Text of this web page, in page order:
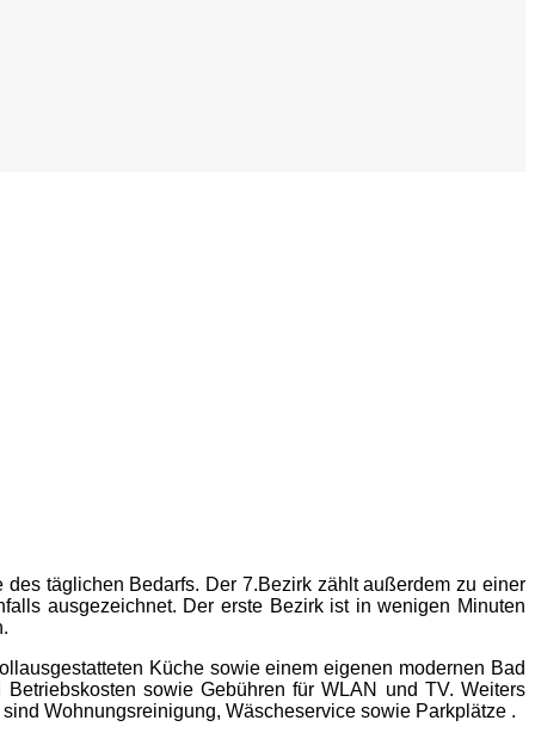
täglichen Bedarfs. Der 7.Bezirk zählt außerdem zu einer
ausgezeichnet. Der erste Bezirk ist in wenigen Minuten
Küche sowie einem eigenen modernen Bad
sowie Gebühren für WLAN und TV. Weiters
Wohnungsreinigung, Wäscheservice sowie Parkplätze .